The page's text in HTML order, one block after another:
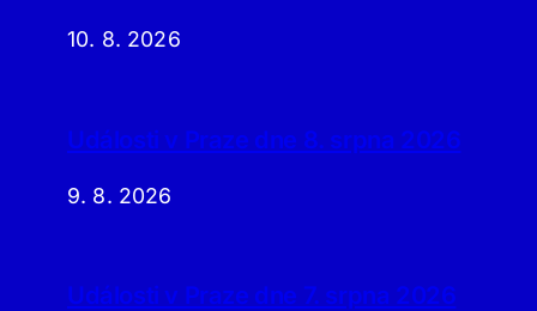
10. 8. 2026
Události v Praze dne 8. srpna 2026
9. 8. 2026
Události v Praze dne 7. srpna 2026